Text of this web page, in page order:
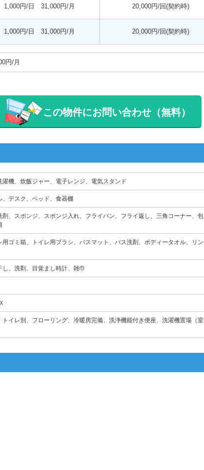
1,000円/日 31,000円/月 20,000円/回(契約時)
1,000円/日 31,000円/月 20,000円/回(契約時)
円/月
この物件にお問い合わせ（無料）
機、炊飯ジャー、電子レンジ、電気スタンド
デスク、ベッド、食器棚
、スポンジ、スポンジ入れ、フライパン、フライ返し、三角コーナー、包
ゴミ箱、トイレ用ブラシ、バスマット、バス洗剤、ボディータオル、リン
、洗剤、目覚まし時計、雑巾
イレ別、フローリング、冷暖房完備、洗浄機能付き便座、洗濯機置場（室